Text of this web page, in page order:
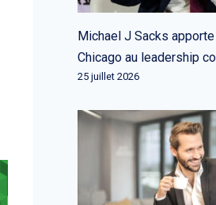
Michael J Sacks
Chicago au leadership
25 juillet 2026